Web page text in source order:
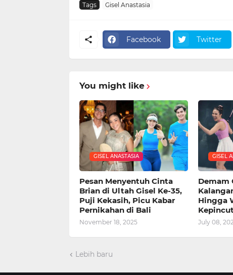
Tags Gisel Anastasia
Facebook Twitter
You might like
GISEL ANASTASIA
Pesan Menyentuh Cinta
Brian di Ultah Gisel Ke-35,
Puji Kekasih, Picu Kabar
Pernikahan di Bali
November 18, 2025
GISEL
Demam
Hingga
July 08,
Lebih baru